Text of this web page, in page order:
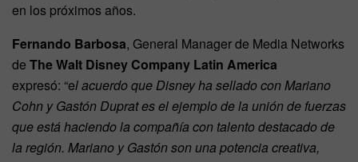
en los próximos años.
Fernando Barbosa, General Manager de Media Networks
de The Walt Disney Company Latin America
expresó: “el acuerdo que Disney ha sellado con Mariano
Cohn y Gastón Duprat es el ejemplo de la unión de fuerzas
que está haciendo la compañía con talento destacado de
la región. Mariano y Gastón son una potencia creativa,